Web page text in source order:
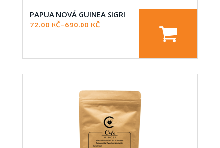
PAPUA NOVÁ GUINEA SIGRI
72.00 KČ–690.00 KČ